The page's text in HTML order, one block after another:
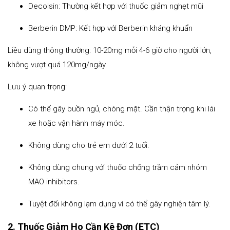
Decolsin: Thường kết hợp với thuốc giảm nghẹt mũi
Berberin DMP: Kết hợp với Berberin kháng khuẩn
Liều dùng thông thường: 10-20mg mỗi 4-6 giờ cho người lớn,
không vượt quá 120mg/ngày.
Lưu ý quan trọng:
Có thể gây buồn ngủ, chóng mặt. Cần thận trọng khi lái
xe hoặc vận hành máy móc.
Không dùng cho trẻ em dưới 2 tuổi.
Không dùng chung với thuốc chống trầm cảm nhóm
MAO inhibitors.
Tuyệt đối không lạm dụng vì có thể gây nghiện tâm lý.
2. Thuốc Giảm Ho Cần Kê Đơn (ETC)